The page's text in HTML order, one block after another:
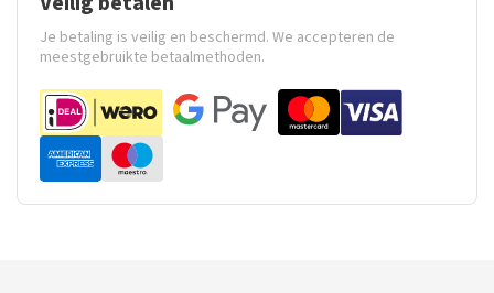
Je betaling is veilig en beschermd. We accepteren de
meestgebruikte betaalmethoden.